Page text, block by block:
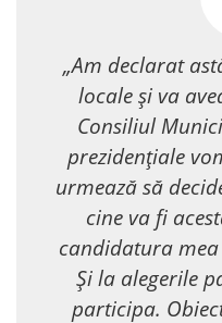
„Am declarat
locale și va
Consiliul
prezidențiale
urmează să
cine va fi
candidatura
Și la alegerile
participa.